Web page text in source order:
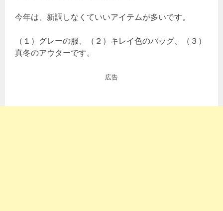
今年は、新調しなくていいアイテムが多いです。
（１）グレーの服、（２）キレイ色のバッグ、（３）
真冬のアウターです。
広告